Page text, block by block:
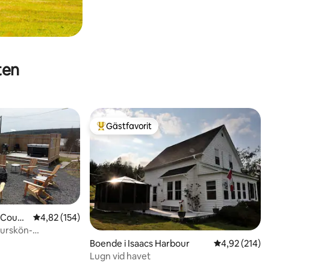
4,82 av 5 i genomsnittligt betyg, 154 omdömen
4,82 (154)
Populär gästfavorit
Gästfavorit
Boende i Isaacs Harbour 4,92 av 5 i
4,92 (214)
Lugn vid havet